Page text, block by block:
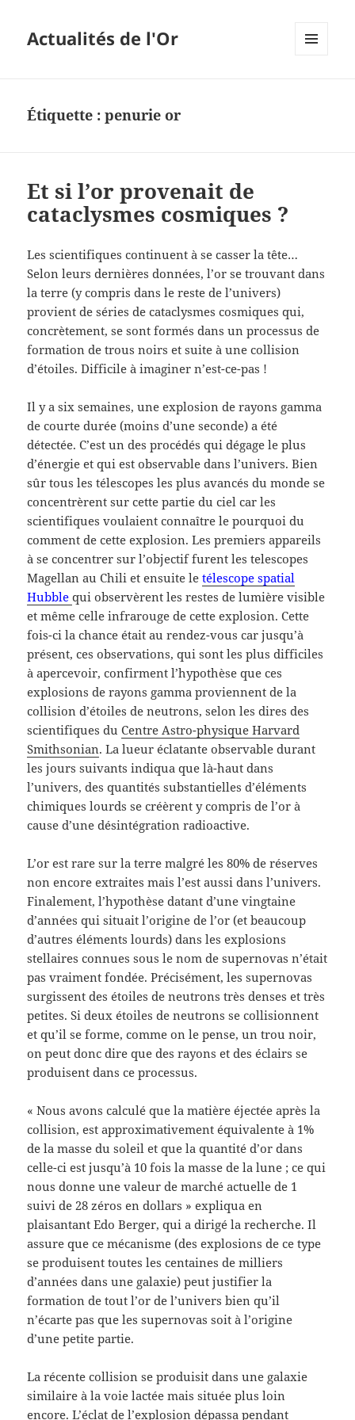
Actualités de l'Or
Étiquette :penurie or
Et si l’or provenait de
cataclysmes cosmiques ?
Les scientifiques continuent à se casser la tête…
Selon leurs dernières données, l’or se trouvant dans
la terre (y compris dans le reste de l’univers)
provient de séries de cataclysmes cosmiques qui,
concrètement, se sont formés dans un processus de
formation de trous noirs et suite à une collision
d’étoiles. Difficile à imaginer n’est-ce-pas !
Il y a six semaines, une explosion de rayons gamma
de courte durée (moins d’une seconde) a été
détectée. C’est un des procédés qui dégage le plus
d’énergie et qui est observable dans l’univers. Bien
sûr tous les télescopes les plus avancés du monde se
concentrèrent sur cette partie du ciel car les
scientifiques voulaient connaître le pourquoi du
comment de cette explosion. Les premiers appareils
à se concentrer sur l’objectif furent les telescopes
Magellan au Chili et ensuite letélescope spatial
Hubblequi observèrent les restes de lumière visible
et même celle infrarouge de cette explosion. Cette
fois-ci la chance était au rendez-vous car jusqu’à
présent, ces observations, qui sont les plus difficiles
à apercevoir, confirment l’hypothèse que ces
explosions de rayons gamma proviennent de la
collision d’étoiles de neutrons, selon les dires des
scientifiques duCentre Astro-physique Harvard
Smithsonian. La lueur éclatante observable durant
les jours suivants indiqua que là-haut dans
l’univers, des quantités substantielles d’éléments
chimiques lourds se créèrent y compris de l’or à
cause d’une désintégration radioactive.
L’or est rare sur la terre malgré les 80% de réserves
non encore extraites mais l’est aussi dans l’univers.
Finalement, l’hypothèse datant d’une vingtaine
d’années qui situait l’origine de l’or (et beaucoup
d’autres éléments lourds) dans les explosions
stellaires connues sous le nom de supernovas n’était
pas vraiment fondée. Précisément, les supernovas
surgissent des étoiles de neutrons très denses et très
petites. Si deux étoiles de neutrons se collisionnent
et qu’il se forme, comme on le pense, un trou noir,
on peut donc dire que des rayons et des éclairs se
produisent dans ce processus.
« Nous avons calculé que la matière éjectée après la
collision, est approximativement équivalente à 1%
de la masse du soleil et que la quantité d’or dans
celle-ci est jusqu’à 10 fois la masse de la lune ; ce qui
nous donne une valeur de marché actuelle de 1
suivi de 28 zéros en dollars » expliqua en
plaisantant Edo Berger, qui a dirigé la recherche. Il
assure que ce mécanisme (des explosions de ce type
se produisent toutes les centaines de milliers
d’années dans une galaxie) peut justifier la
formation de tout l’or de l’univers bien qu’il
n’écarte pas que les supernovas soit à l’origine
d’une petite partie.
La récente collision se produisit dans une galaxie
similaire à la voie lactée mais située plus loin
encore. L’éclat de l’explosion dépassa pendant